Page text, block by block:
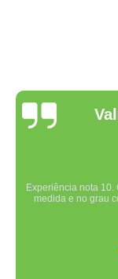
Experiência nota
medida e no grau